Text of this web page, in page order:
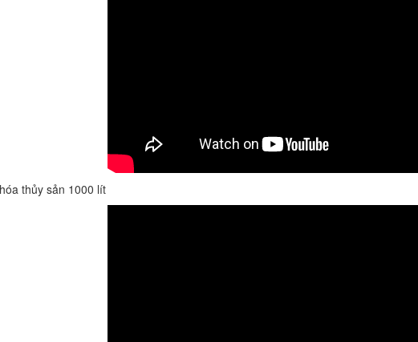
thủy sản 1000 lít